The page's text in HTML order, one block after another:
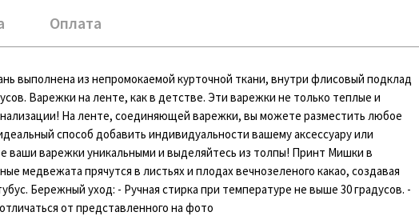
Оплата
выполнена из непромокаемой курточной ткани, внутри флисовый подклад
Варежки на ленте, как в детстве. Эти варежки не только теплые и
На ленте, соединяющей варежки, вы можете разместить любое
способ добавить индивидуальности вашему аксессуару или
ваши варежки уникальными и выделяйтесь из толпы! Принт Мишки в
медвежата прячутся в листьях и плодах вечнозеленого какао, создавая
Бережный уход: - Ручная стирка при температуре не выше 30 градусов. -
от представленного на фото